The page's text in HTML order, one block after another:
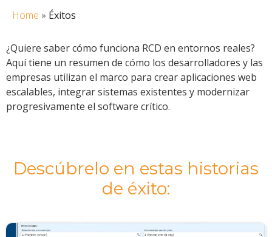
Home » Éxitos
¿Quiere saber cómo funciona RCD en entornos reales?
Aquí tiene un resumen de cómo los desarrolladores y las
empresas utilizan el marco para crear aplicaciones web
escalables, integrar sistemas existentes y modernizar
progresivamente el software crítico.
Descúbrelo en estas historias
de éxito: